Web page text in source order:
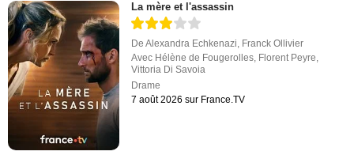
La mère et l'assassin
DeAlexandra Echkenazi, Franck Ollivier
Avec Hélène de Fougerolles, Florent Peyre,
Vittoria Di Savoia
Drame
7 août 2026 sur France.TV